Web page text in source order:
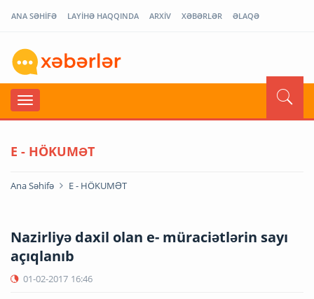
ANA SƏHİFƏ LAYİHƏ HAQQINDA ARXİV XƏBƏRLƏR ƏLAQƏ
E - HÖKUMƏT
Ana Səhifə E - HÖKUMƏT
Nazirliyə daxil olan e- müraciətlərin sayı
açıqlanıb
01-02-2017 16:46